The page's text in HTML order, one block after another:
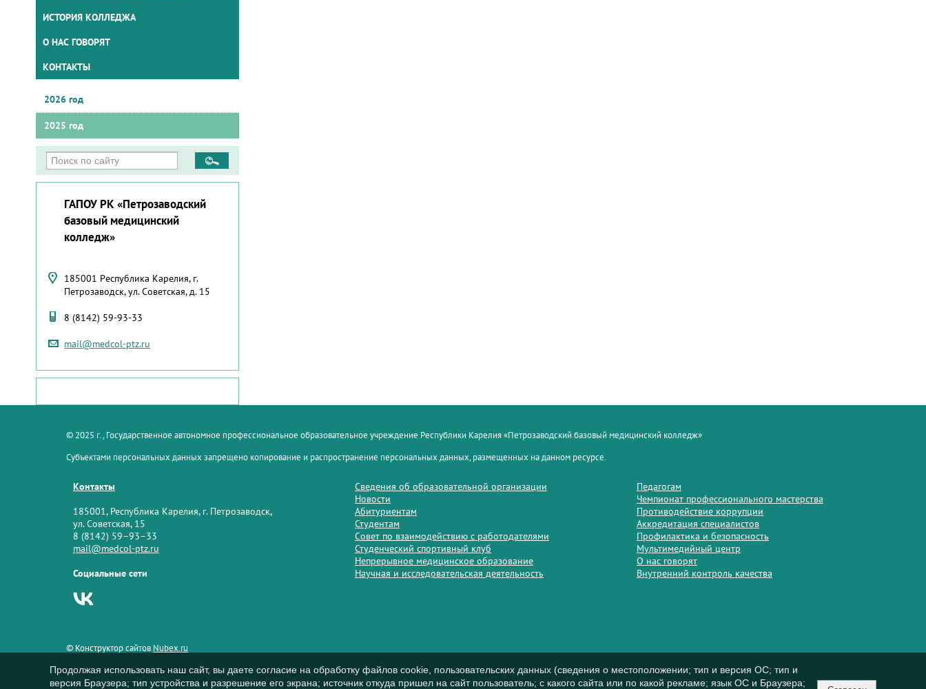
ИСТОРИЯ КОЛЛЕДЖА
О НАС ГОВОРЯТ
КОНТАКТЫ
2026 год
2025 год
ГАПОУ РК «Петрозаводский
базовый медицинский
колледж»
185001 Республика Карелия, г.
Петрозаводск, ул. Советская, д. 15
8 (8142) 59-93-33
mail@medcol-ptz.ru
© 2025 г., Государственное автономное профессиональное образовательное учреждение Республики Карелия «Петрозаводский базовый медицинский колледж»
Субъектами персональных данных запрещено копирование и распространение персональных данных, размещенных на данном ресурсе.
Контакты
185001, Республика Карелия, г. Петрозаводск,
ул. Советская, 15
8 (8142) 59–93–33
mail@medcol-ptz.ru
Социальные сети
Сведения об образовательной организации
Новости
Абитуриентам
Студентам
Совет по взаимодействию с работодателями
Студенческий спортивный клуб
Непрерывное медицинское образование
Научная и исследовательская деятельность
Педагогам
Чемпионат профессионального мастерства
Противодействие коррупции
Аккредитация специалистов
Профилактика и безопасность
Мультимедийный центр
О нас говорят
Внутренний контроль качества
© Конструктор сайтов Nubex.ru
Продолжая использовать наш сайт, вы даете согласие на обработку файлов cookie, пользовательских данных (сведения о местоположении; тип и версия ОС; тип и
версия Браузера; тип устройства и разрешение его экрана; источник откуда пришел на сайт пользователь; с какого сайта или по какой рекламе; язык ОС и Браузера;